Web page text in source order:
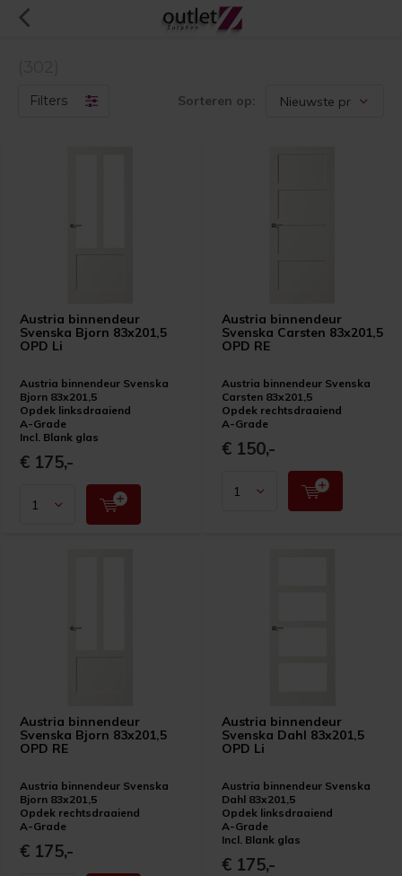
Filters Sorteren op:
Austria binnendeur
Svenska Bjorn 83x201,5
OPD Li
Austria binnendeur Svenska
Bjorn 83x201,5
Opdek linksdraaiend
A-Grade
Incl. Blank glas
€ 175,-
Austria binnendeur
Svenska Carsten 83x201,5
OPD RE
Austria binnendeur Svenska
Carsten 83x201,5
Opdek rechtsdraaiend
A-Grade
€ 150,-
Austria binnendeur
Svenska Bjorn 83x201,5
OPD RE
Austria binnendeur Svenska
Bjorn 83x201,5
Opdek rechtsdraaiend
A-Grade
€ 175,-
Austria binnendeur
Svenska Dahl 83x201,5
OPD Li
Austria binnendeur Svenska
Dahl 83x201,5
Opdek linksdraaiend
A-Grade
Incl. Blank glas
€ 175,-